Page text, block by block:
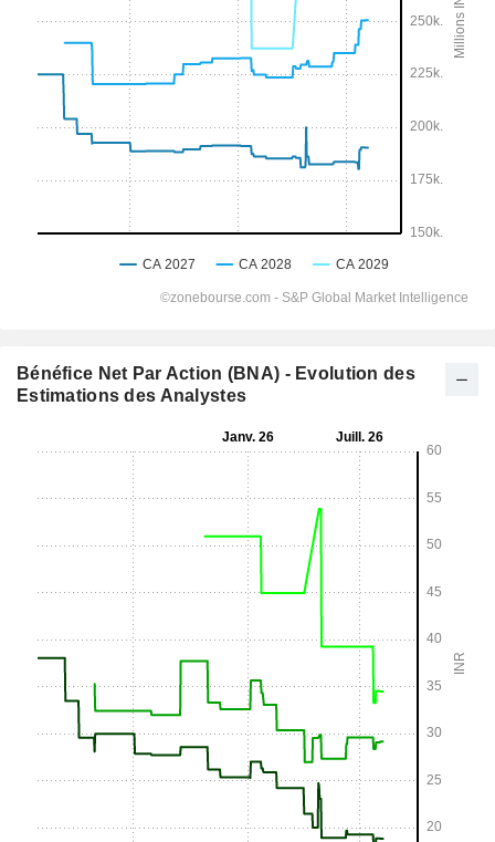
Bénéfice Net Par Action (BNA) - Evolution des
Estimations des Analystes